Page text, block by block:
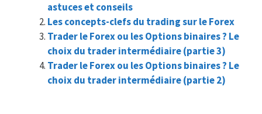
astuces et conseils
Les concepts-clefs du trading sur le Forex
Trader le Forex ou les Options binaires ? Le
choix du trader intermédiaire (partie 3)
Trader le Forex ou les Options binaires ? Le
choix du trader intermédiaire (partie 2)